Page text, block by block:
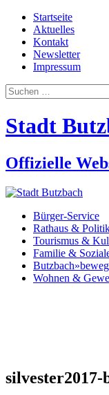
Startseite
Aktuelles
Kontakt
Newsletter
Impressum
Suchen
nach:
Stadt
Offizielle
Bürger-Service
Rathaus &
Tourismus &
Familie &
Wohnen &
silvester2017-